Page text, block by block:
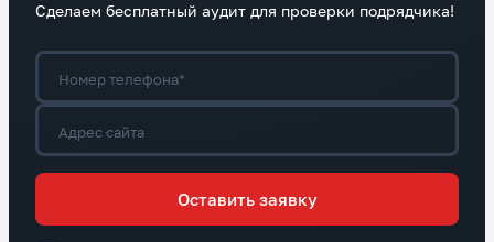
Сделаем бесплатный аудит для проверки подрядчика!
Номер телефона*
Адрес сайта
Оставить заявку